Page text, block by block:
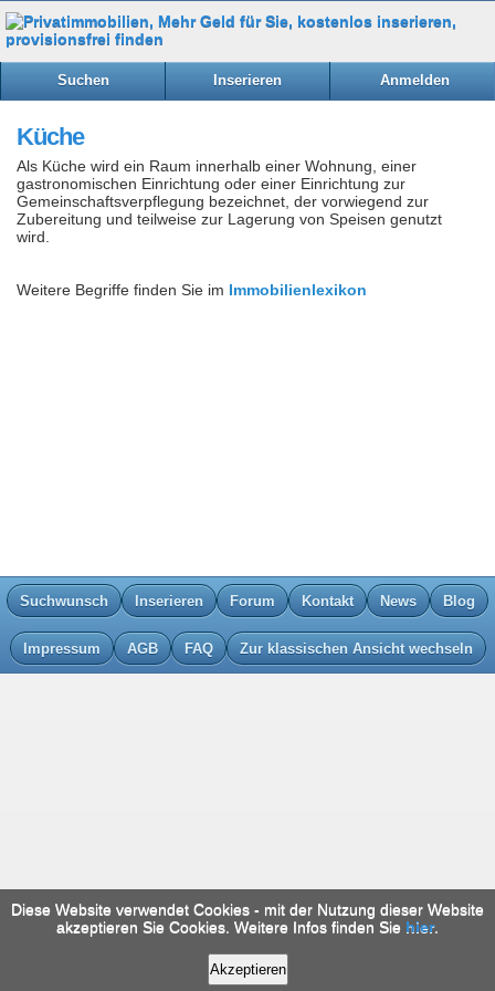
Suchen Inserieren Anmelden
Küche
Als Küche wird ein Raum innerhalb einer Wohnung, einer
gastronomischen Einrichtung oder einer Einrichtung zur
Gemeinschaftsverpflegung bezeichnet, der vorwiegend zur
Zubereitung und teilweise zur Lagerung von Speisen genutzt
wird.
Weitere Begriffe finden Sie im Immobilienlexikon
Suchwunsch Inserieren Forum Kontakt News Blog
Impressum AGB FAQ Zur klassischen Ansicht wechseln
Diese Website verwendet Cookies - mit der Nutzung dieser Website
akzeptieren Sie Cookies. Weitere Infos finden Sie hier.